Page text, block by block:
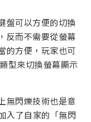
盤可以方便的切換
反而不需要從螢幕
的方便，玩家也可
型來切換螢幕顯示
無閃爍技術也是意
入了自家的「無閃